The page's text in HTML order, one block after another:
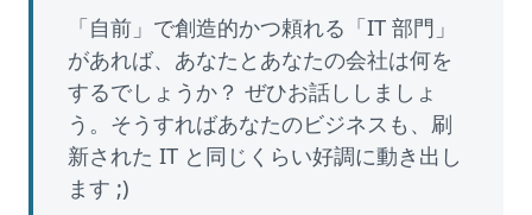
「自前」で創造的かつ頼れる「IT 部門」
があれば、あなたとあなたの会社は何を
するでしょうか？ ぜひお話ししましょ
う。そうすればあなたのビジネスも、刷
新された IT と同じくらい好調に動き出し
ます ;)